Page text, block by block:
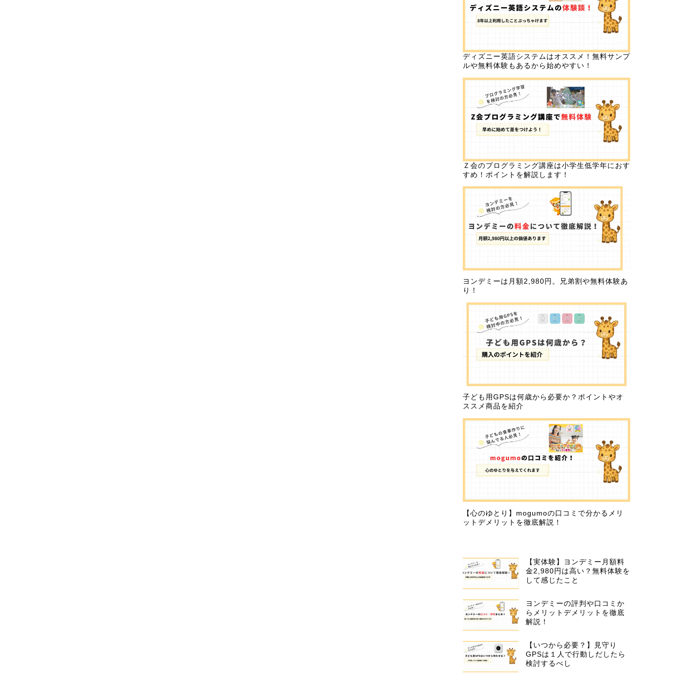
ディズニー英語システムはオススメ！無料サンプ
ルや無料体験もあるから始めやすい！
Ｚ会のプログラミング講座は小学生低学年におす
すめ！ポイントを解説します！
ヨンデミーは月額2,980円。兄弟割や無料体験あ
り！
子ども用GPSは何歳から必要か？ポイントやオ
ススメ商品を紹介
【心のゆとり】mogumoの口コミで分かるメリ
ットデメリットを徹底解説！
【実体験】ヨンデミー月額料
金2,980円は高い？無料体験を
して感じたこと
ヨンデミーの評判や口コミか
らメリットデメリットを徹底
解説！
【いつから必要？】見守り
GPSは１人で行動しだしたら
検討するべし